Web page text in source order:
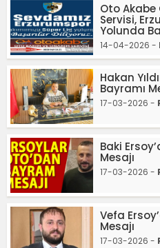
Oto Akabe
Servisi,
Yolunda
14-04-2026 -
Hakan
Bayramı
17-03-2026 -
Baki
Mesajı
17-03-2026 -
Vefa
Mesajı
17-03-2026 -